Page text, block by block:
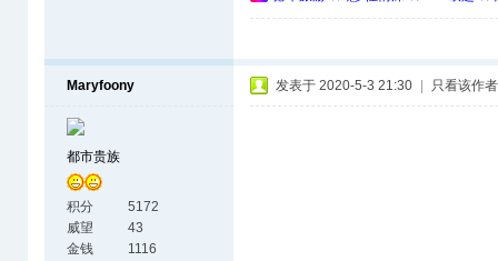
Maryfoony
都市贵族
积分
5172
威望
43
金钱
1116
发表于 2020-5-3 21:30 只看该作者